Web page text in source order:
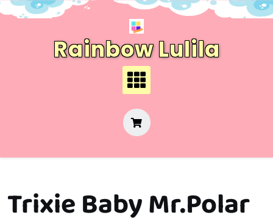
Skip
Rainbow Lulila
Trixie Baby Mr.Polar